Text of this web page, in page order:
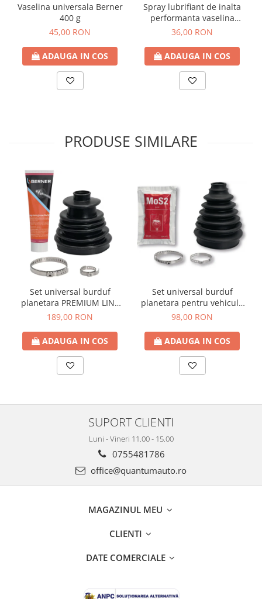
Vaselina universala Berner
400 g
45,00 RON
ADAUGA IN COS
Spray lubrifiant de inalta
performanta vaselina
Berner 500 ml
36,00 RON
ADAUGA IN COS
PRODUSE SIMILARE
Set universal burduf
planetara PREMIUM LINE
pentru vehicule de
189,00 RON
ADAUGA IN COS
Set universal burduf
planetara pentru vehicule
de transport si teren Berner
98,00 RON
ADAUGA IN COS
SUPORT CLIENTI
Luni - Vineri 11.00 - 15.00
0755481786
office@quantumauto.ro
MAGAZINUL MEU
CLIENTI
DATE COMERCIALE